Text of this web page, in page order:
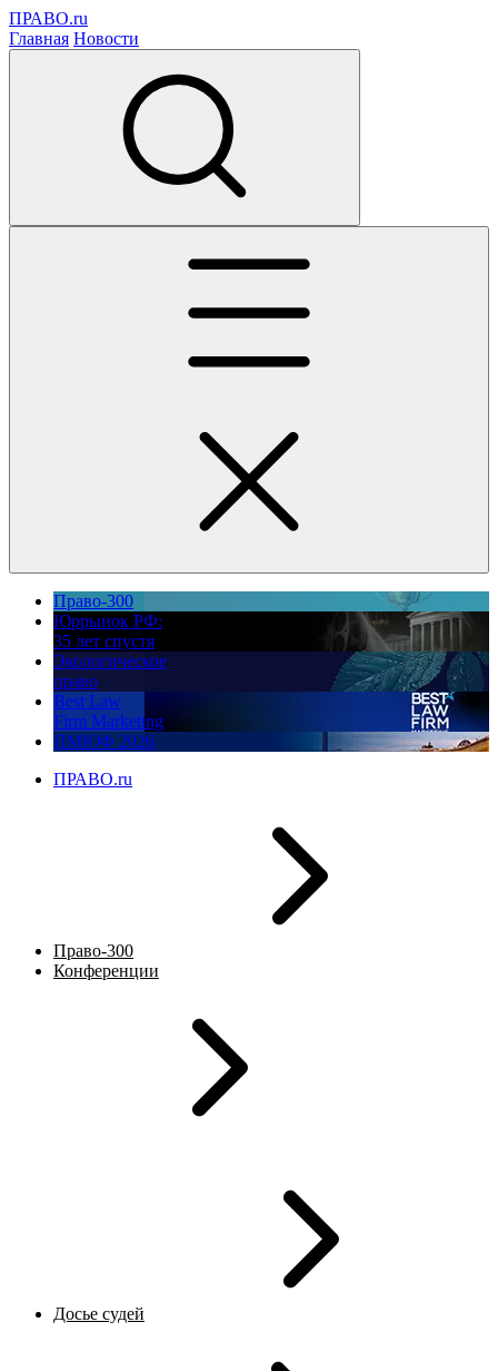
ПРАВО.ru
Главная Новости
Право-300
Юррынок РФ:
35 лет спустя
Экологическое
право
Best Law
Firm Marketing
ПМЮФ 2026
ПРАВО.ru
Право-300
Конференции
Досье судей